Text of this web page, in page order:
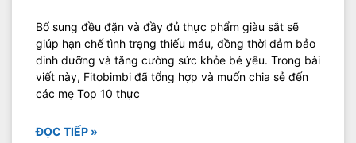
Bổ sung đều đặn và đầy đủ thực phẩm giàu sắt sẽ
giúp hạn chế tình trạng thiếu máu, đồng thời đảm bảo
dinh dưỡng và tăng cường sức khỏe bé yêu. Trong bài
viết này, Fitobimbi đã tổng hợp và muốn chia sẻ đến
các mẹ Top 10 thực
ĐỌC TIẾP »